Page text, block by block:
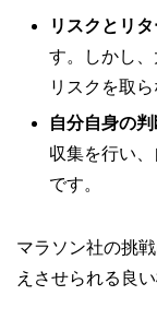
リスクとリ
す。しかし、
リスクを取
自分自身の判
収集を行い
です。
マラソン社の挑
えさせられる良